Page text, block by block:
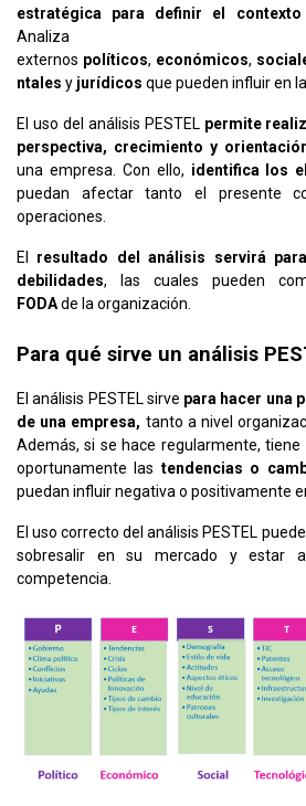
estratégica para definir el
Analiza
externos políticos, económicos,
ntales y jurídicos que pueden influir en
El uso del análisis PESTEL permite
perspectiva, crecimiento y
una empresa. Con ello, identifica los
puedan afectar tanto el presente
operaciones.
El resultado
del análisis servirá
debilidades, las cuales pueden
FODAde la organización.
Para qué sirve un análisis
El análisis PESTEL sirve para hacer una
de una empresa, tanto a nivel
Además, si se hace regularmente,
oportunamente las tendencias o
puedan influir negativa o positivamente
El uso correcto del análisis PESTEL
sobresalir en su mercado y estar
competencia.